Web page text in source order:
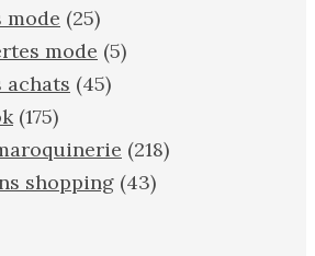
mode (25)
mode (5)
achats (45)
(175)
(218)
shopping (43)